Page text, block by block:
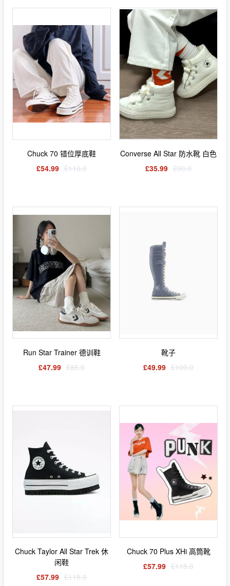
Chuck 70 错位厚底鞋
£54.99 £110.0
Converse All Star 防水靴 白色
£35.99 £90.0
Run Star Trainer 德训鞋
£47.99 £85.0
靴子
£49.99 £100.0
Chuck Taylor All Star Trek 休
闲鞋
£57.99 £115.0
Chuck 70 Plus XHi 高筒靴
£57.99 £115.0